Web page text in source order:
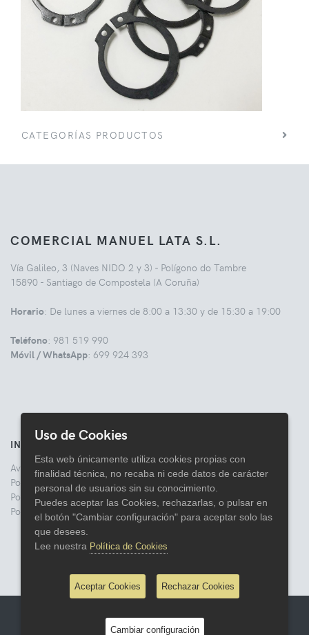
CATEGORÍAS PRODUCTOS
COMERCIAL MANUEL LATA S.L.
Vía Galileo, 3 (Naves NIDO 2 y 3) - Polígono do Tambre
15890 - Santiago de Compostela (A Coruña)
Horario: De lunes a viernes de 8:00 a 13:30 y de 15:30 a 19:00
Teléfono: 981 519 990
Móvil / WhatsApp: 699 924 393
INFORMACIÓN
Aviso legal
Politica de Privacidad
Política de Cookies
Política de Devoluciones
© 2026 Comercial Lata
Uso de Cookies
Esta web únicamente utiliza cookies propias con
finalidad técnica, no recaba ni cede datos de carácter
personal de usuarios sin su conocimiento.
Puedes aceptar las Cookies, rechazarlas, o pulsar en
el botón "Cambiar configuración" para aceptar solo las
que desees.
Lee nuestra Política de Cookies
Aceptar Cookies Rechazar Cookies
Cambiar configuración